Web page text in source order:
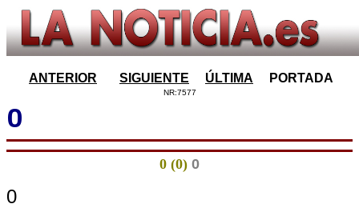
ANTERIOR SIGUIENTE ÚLTIMA PORTADA
NR:7577
0
0 (0) 0
0